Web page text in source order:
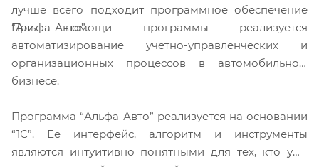
лучше всего подходит программное обеспечение
“Альфа-Авто”.
При помощи программы реализуется
автоматизирование учетно-управленческих и
организационных процессов в автомобильном
бизнесе.
Программа “Альфа-Авто” реализуется на основании
“1С”. Ее интерфейс, алгоритм и инструменты
являются интуитивно понятными для тех, кто уже